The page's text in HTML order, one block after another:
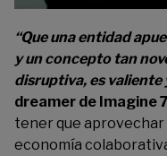
“Que una entidad
y un concepto tan
disruptiva, es valiente
dreamer de Imagine
tener que aprovechar
economía